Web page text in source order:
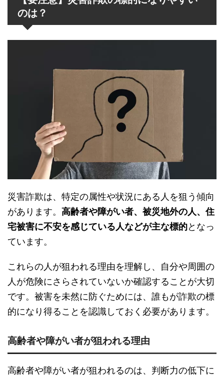
のは？
災害詐欺は、特定の属性や状況にある人を狙う傾向
があります。 高齢者や障がい者、被災地外の人、住
宅被害に不安を感じている人などが主な標的となっ
ています。
これらの人が狙われる理由を理解し、自分や周囲の
人が危険にさらされていないか確認することが大切
です。被害を未然に防ぐためには、誰もが詐欺の標
的になり得ることを認識しておく必要があります。
高齢者や障がい者が狙われる理由
高齢者や障がい者が狙われるのは、判断力の低下に